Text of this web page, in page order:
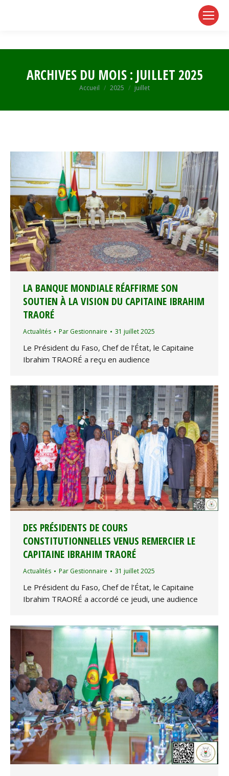
ARCHIVES DU MOIS : JUILLET 2025
Vous êtes ici :
Accueil 2025 juillet
LA BANQUE MONDIALE RÉAFFIRME SON
SOUTIEN À LA VISION DU CAPITAINE IBRAHIM
TRAORÉ
Actualités Par Gestionnaire 31 juillet 2025
Le Président du Faso, Chef de l’État, le Capitaine
Ibrahim TRAORÉ a reçu en audience
DES PRÉSIDENTS DE COURS
CONSTITUTIONNELLES VENUS REMERCIER LE
CAPITAINE IBRAHIM TRAORÉ
Actualités Par Gestionnaire 31 juillet 2025
Le Président du Faso, Chef de l’État, le Capitaine
Ibrahim TRAORÉ a accordé ce jeudi, une audience